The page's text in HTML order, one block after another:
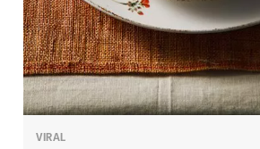
VIRAL